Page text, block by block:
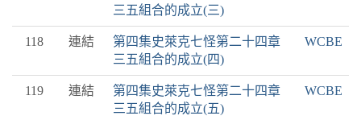
三五組合的成立(三)
118 連結
第四集史萊克七怪第二十四章
三五組合的成立(四)
WCBE
119 連結
第四集史萊克七怪第二十四章
三五組合的成立(五)
WCBE